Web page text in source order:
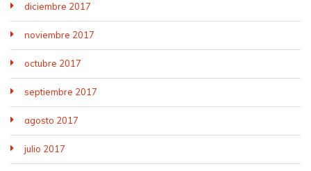
diciembre 2017
noviembre 2017
octubre 2017
septiembre 2017
agosto 2017
julio 2017